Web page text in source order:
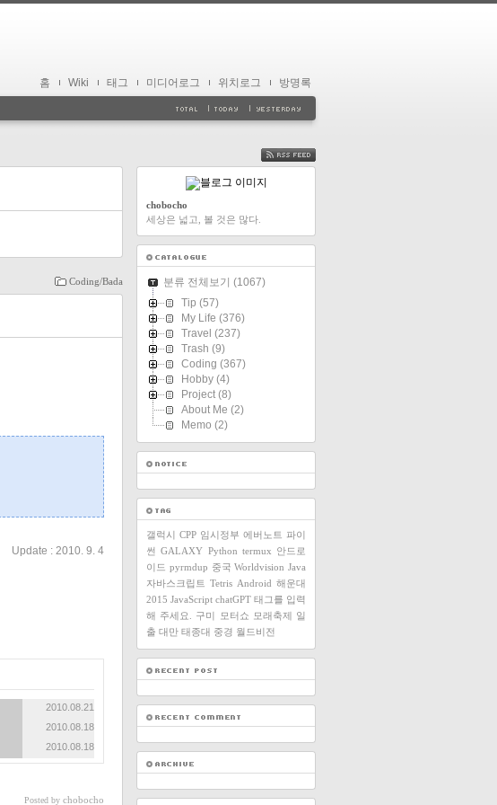
홈 Wiki 태그 미디어로그 위치로그 방명록
Coding/Bada
Update : 2010. 9. 4
2010.08.21
2010.08.18
2010.08.18
Posted by chobocho
FEED
chobocho
세상은 넓고, 볼 것은 많다.
분류 전체보기 (1067)
Tip (57)
My Life (376)
Travel (237)
Trash (9)
Coding (367)
Hobby (4)
Project (8)
About Me (2)
Memo (2)
갤럭시 CPP 임시정부 에버노트 파이
썬 GALAXY Python termux 안드로
이드 pyrmdup 중국 Worldvision Java
자바스크립트 Tetris Android 해운대
2015 JavaScript chatGPT 태그를 입력
해 주세요.
구미 모터쇼 모래축제 일
출 대만 태종대 중경 월드비전